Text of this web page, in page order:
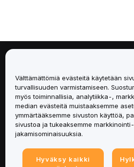
Palvelut
Tuki
Tuotteet
Lakiasiat
Välttämättömiä evästeitä käytetään
turvallisuuden varmistamiseen.
myös toiminnallisia, analytiikka-,
median evästeitä muistaaksemme
ymmärtääksemme sivuston käyttöä,
sivustoa ja tukeaksemme
jakamisominaisuuksia.
Hyväksy kaikki